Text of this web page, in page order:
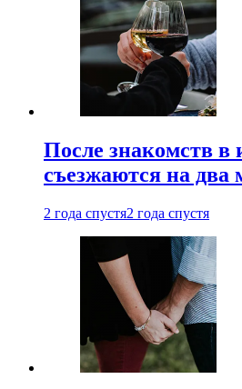
После знакомств в
съезжаются на два
2 года спустя2 года спустя